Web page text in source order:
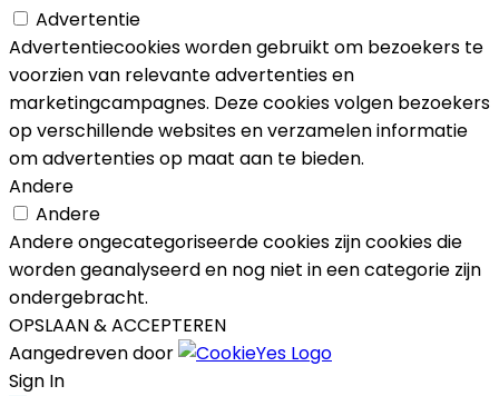
Advertentie
Advertentiecookies worden gebruikt om bezoekers te
voorzien van relevante advertenties en
marketingcampagnes. Deze cookies volgen bezoekers
op verschillende websites en verzamelen informatie
om advertenties op maat aan te bieden.
Andere
Andere
Andere ongecategoriseerde cookies zijn cookies die
worden geanalyseerd en nog niet in een categorie zijn
ondergebracht.
OPSLAAN & ACCEPTEREN
Aangedreven door
Scroll
Sign In